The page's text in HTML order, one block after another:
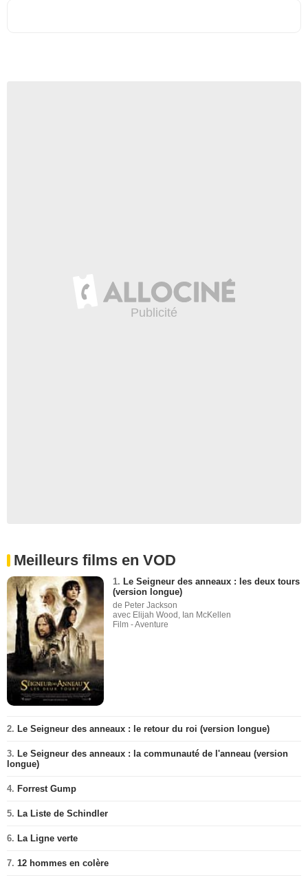
Meilleurs films en VOD
1. Le Seigneur des anneaux : les deux tours
(version longue)
de Peter Jackson
avec Elijah Wood, Ian McKellen
Film - Aventure
2. Le Seigneur des anneaux : le retour du roi (version longue)
3. Le Seigneur des anneaux : la communauté de l'anneau (version
longue)
4. Forrest Gump
5. La Liste de Schindler
6. La Ligne verte
7. 12 hommes en colère